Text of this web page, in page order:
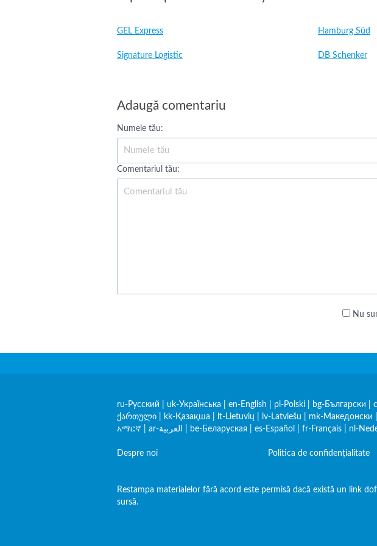
GEL Express Hamburg Süd
Signature Logistic DB Schenker
Adaugă comentariu
Numele tău:
Comentariul tău:
Nu
ru-Русский uk-Українська en-English pl-Polski bg-Български
ქართული
kk-Қазақша lt-Lietuvių lv-Latviešu mk-Македонски
አማርኛ
ar-العربية be-Беларуская es-Español fr-Français nl-
Despre noi Politica de confidențialitate
Restampa materialelor fără acord este permisă dacă există un link
sursă.